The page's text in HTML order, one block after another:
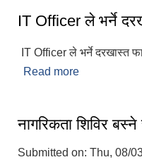
IT Officer ले भर्ने
IT Officer ले भर्ने दरखास्त
Read more
नागरिकता शिविर
Submitted on: Thu, 08/